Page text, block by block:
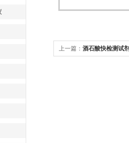
上一篇： 酒石酸快检测试